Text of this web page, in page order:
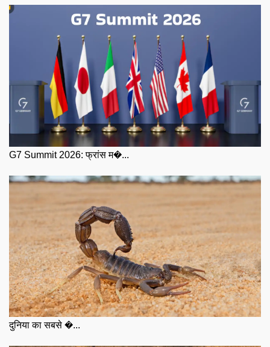
G7 Summit 2026: फ्रांस म�...
दुनिया का सबसे �...